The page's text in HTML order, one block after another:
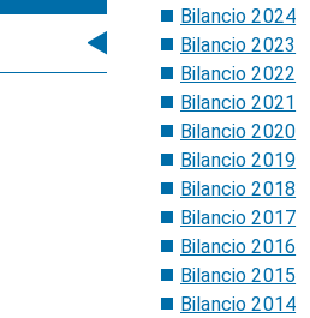
Bilancio 2024
Bilancio 2023
Bilancio 2022
Bilancio 2021
Bilancio 2020
Bilancio 2019
Bilancio 2018
Bilancio 2017
Bilancio 2016
Bilancio 2015
Bilancio 2014